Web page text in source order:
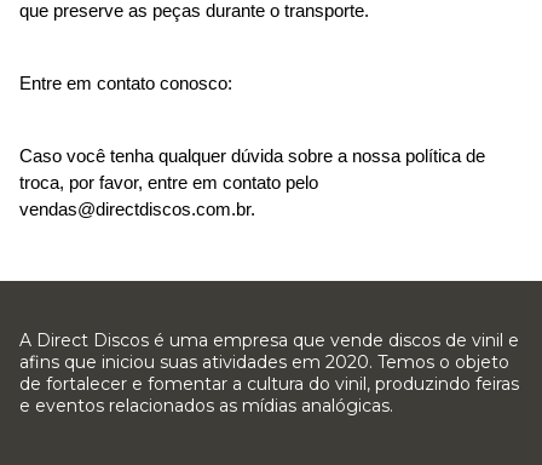
que preserve as peças durante o transporte.
Entre em contato conosco:
Caso você tenha qualquer dúvida sobre a nossa política de
vendas@directdiscos.com.br.
A Direct Discos é uma empresa que vende discos de vinil e
afins que iniciou suas atividades em 2020. Temos o objeto
de fortalecer e fomentar a cultura do vinil, produzindo feiras
e eventos relacionados as mídias analógicas.